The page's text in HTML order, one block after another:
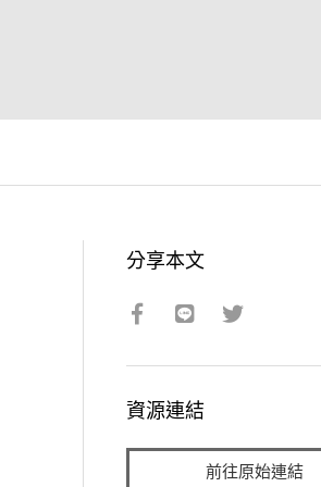
分享本文
資源連結
前往原始連結